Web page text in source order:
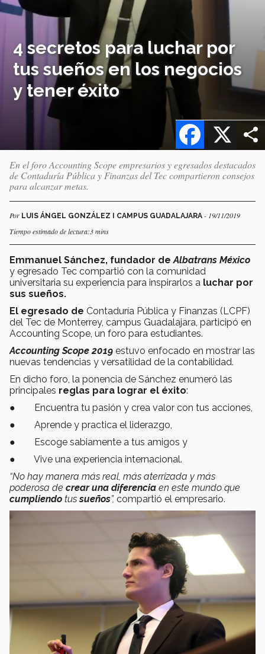
4 secretos para luchar por
tus sueños en los negocios
y tener éxito
X
Facebook
En el foro Accounting Scope empresarios y egresados destacados
de Contaduría Pública y Finanzas del Tec compartieron consejos
para alcanzar metas.
Por LUIS ÁNGEL GONZÁLEZ I CAMPUS GUADALAJARA - 19/11/2019
Tiempo estimado de lectura:3 mins
Emmanuel Sánchez, fundador de Albatrans México
y egresado Tec compartió con la comunidad
universitaria su experiencia para inspirarlos a luchar por
sus sueños.
El egresado de Contaduría Pública y Finanzas (LCPF)
del Tec de Monterrey, campus Guadalajara, participó en
Accounting Scope, un foro para estudiantes.
Accounting Scope 2019 estuvo enfocado en mostrar las
nuevas tendencias y versatilidad de la contabilidad.
En dicho foro, la ponencia de Sánchez enumeró las
principales reglas para lograr el éxito:
● Encuentra tu pasión y crea valor con tus acciones,
● Aprende y practica el liderazgo,
● Escoge sabiamente a tus amigos y
● Vive una experiencia internacional.
“No hay manera más real, más aterrizada y más
poderosa de crear una diferencia en este mundo que
cumpliendo tussueños”, compartió el empresario.